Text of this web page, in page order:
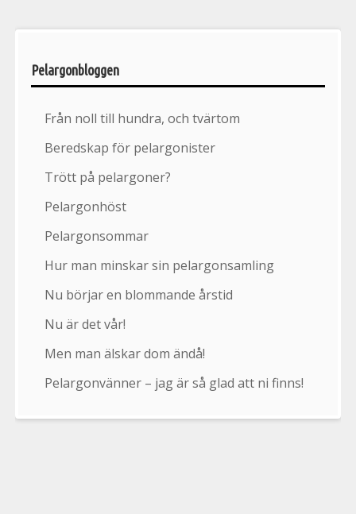
Pelargonbloggen
Från noll till hundra, och tvärtom
Beredskap för pelargonister
Trött på pelargoner?
Pelargonhöst
Pelargonsommar
Hur man minskar sin pelargonsamling
Nu börjar en blommande årstid
Nu är det vår!
Men man älskar dom ändå!
Pelargonvänner – jag är så glad att ni finns!